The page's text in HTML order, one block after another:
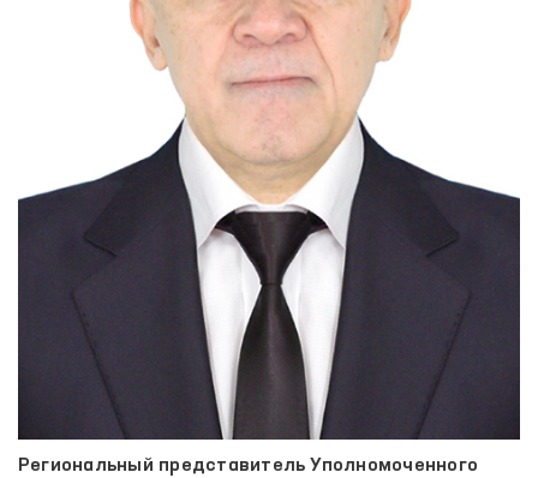
Региональный представитель Уполномоченного